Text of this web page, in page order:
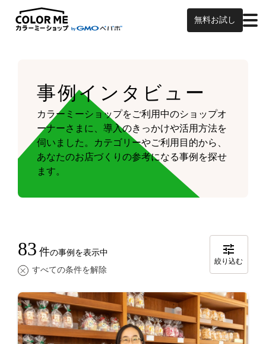
無料お試し
事例インタビュー
カラーミーショップをご利用中のショップオ
ーナーさまに、導入のきっかけや活用方法を
伺いました。 カテゴリーやご利用目的から、
あなたのお店づくりの参考になる事例を探せ
ます。
83 件の事例を表示中
すべての条件を解除
絞り込む